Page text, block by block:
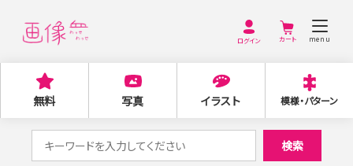
ログイン menu
無料 写真 イラスト 模様・パターン
索
検索